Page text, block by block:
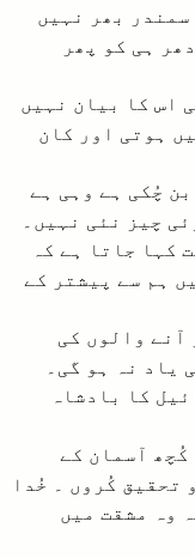
بھر نہیں
ہی کو پھر
اس کا بیان نہیں
ہوتی اور کان
چُکی ہے وہی ہے
چیز نئی نہیں۔
کہا جاتا ہے کہ
ہم سے پیشتر کے
آنے والوں کی
یاد نہ ہو گی۔
کا بادشاہ
کُچھ آسمان کے
تحقیق کُروں ۔ خُدا
وہ مشقت میں